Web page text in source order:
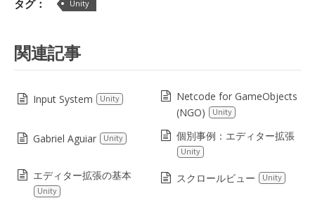
タグ： Unity
関連記事
Input System Unity
Netcode for GameObjects
(NGO)
Unity
Gabriel Aguiar Unity 個別事例：エディター拡張
Unity
エディター拡張の基本
Unity
スクロールビュー Unity